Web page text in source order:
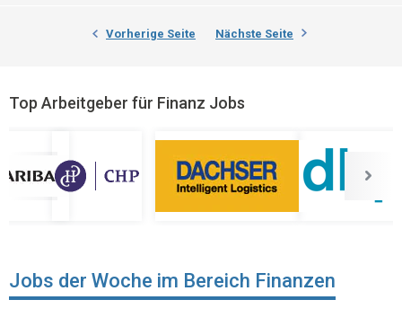
Vorherige Seite Nächste Seite
Top Arbeitgeber für Finanz Jobs
Jobs der Woche im Bereich Finanzen